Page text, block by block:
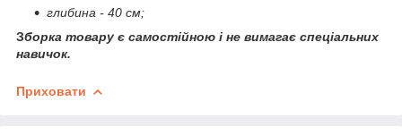
глибина - 40 см;
Зборка товару є самостійною і не вимагає спеціальних
навичок.
Приховати